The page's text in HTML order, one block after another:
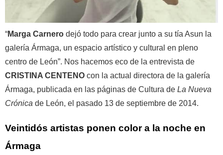
“Marga Carnero dejó todo para crear junto a su tía Asun la
galería Ármaga, un espacio artístico y cultural en pleno
centro de León”. Nos hacemos eco de la entrevista de
CRISTINA CENTENO con la actual directora de la galería
Ármaga, publicada en las páginas de Cultura de La Nueva
Crónica de León, el pasado 13 de septiembre de 2014.
Veintidós artistas ponen color a la noche en
Ármaga